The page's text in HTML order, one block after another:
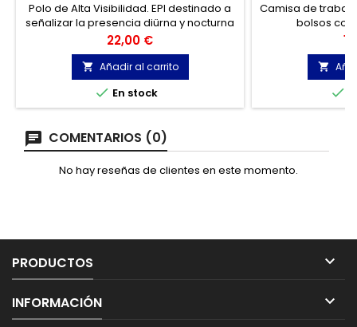
Polo de Alta Visibilidad. EPI destinado a
señalizar la presencia diürna y nocturna
del profesional bajo situaciones de
peligro de baja visibilidad.
Precio
22,00 €
 Añadir al carrito
 En stock
Camisa de
bolsos con


COMENTARIOS (0)
No hay reseñas de clientes en este momento.
PRODUCTOS 
INFORMACIÓN 